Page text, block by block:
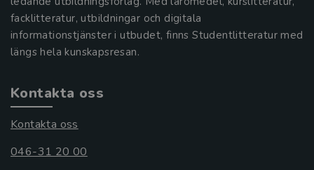
facklitteratur, utbildningar och digitala
informationstjänster i utbudet, finns Studentlitteratur med
längs hela kunskapsresan.
Kontakta oss
Kontakta oss
046-31 20 00